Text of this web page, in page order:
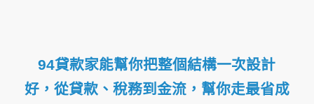
94貸款家能幫你把整個結構一次設計
好，從貸款、稅務到金流，幫你走最省成